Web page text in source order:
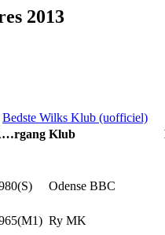
2013
Bedste Wilks Klub (uofficiel)
Klub
Odense BBC
Ry MK